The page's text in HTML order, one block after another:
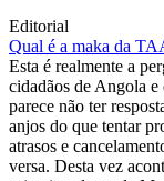
Editorial
Qual é a maka da
Esta é realmente a
cidadãos de Angola
parece não ter
anjos do que tentar
atrasos e
versa. Desta vez